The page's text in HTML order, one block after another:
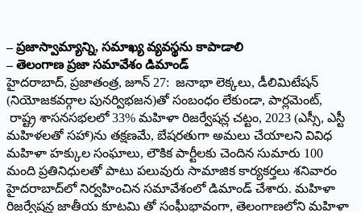
– ప్ర‌జాస్వామ్యాన్ని, స‌మాఖ్య వ్య‌వ‌స్థ‌ను కాపాడాలి
– తెలంగాణ ప్ర‌జా స‌మావేశం డిమాండ్‌
హైద‌రాబాద్‌, ప్ర‌జాతంత్ర‌, జూన్ 27: జనాభా లెక్కలు, డీలిమిటేషన్‌
(నియోజకవర్గాల పునర్విభజన)తో సంబంధం లేకుండా, పార్లమెంట్,
రాష్ట్ర శాసనసభలలో 33% మహిళా రిజర్వేషన్ల చట్టం, 2023 (ఎస్సీ, ఎస్టీ
మహిళలతో సహా)ను తక్షణమే, బేషరతుగా అమలు చేయాలని వివిధ
మహిళా హక్కుల సంఘాలు, లౌకిక పార్టీలకు చెందిన సుమారు 100
మంది ప్రతినిధులతో పాటు పలువురు సామాజిక కార్యకర్తలు శ‌నివారం
హైద‌రాబాద్‌లో నిర్వ‌హించిన స‌మావేశంలో డిమాండ్ చేశారు. మహిళా
రిజర్వేషన్ల జాతీయ కూటమి తో సంఘీభావంగా, తెలంగాణలోని మహిళా